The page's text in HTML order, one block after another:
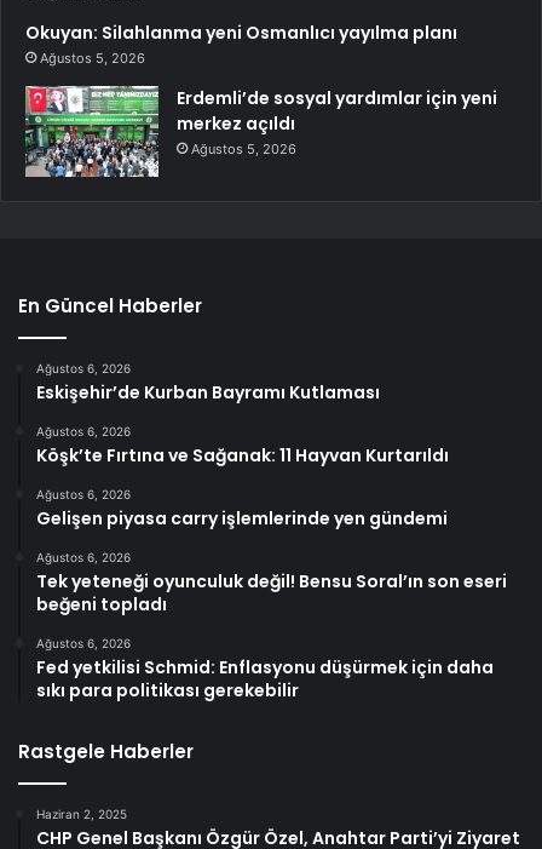
Okuyan: Silahlanma yeni Osmanlıcı yayılma planı
Ağustos 5, 2026
Erdemli’de sosyal yardımlar için yeni
merkez açıldı
Ağustos 5, 2026
En Güncel Haberler
Ağustos 6, 2026
Eskişehir’de Kurban Bayramı Kutlaması
Ağustos 6, 2026
Köşk’te Fırtına ve Sağanak: 11 Hayvan Kurtarıldı
Ağustos 6, 2026
Gelişen piyasa carry işlemlerinde yen gündemi
Ağustos 6, 2026
Tek yeteneği oyunculuk değil! Bensu Soral’ın son eseri
beğeni topladı
Ağustos 6, 2026
Fed yetkilisi Schmid: Enflasyonu düşürmek için daha
sıkı para politikası gerekebilir
Rastgele Haberler
Haziran 2, 2025
CHP Genel Başkanı Özgür Özel, Anahtar Parti’yi Ziyaret